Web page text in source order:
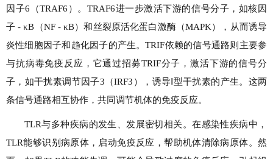
因子6（TRAF6）。TRAF6进一步激活下游的信号分子，如核因
子 - κB（NF - κB）和丝裂原活化蛋白激酶（MAPK），从而诱导
炎性细胞因子和趋化因子的产生。TRIF依赖的信号通路则主要参
与抗病毒免疫反应，它通过招募TRIF分子，激活下游的信号分
子，如干扰素调节因子3（IRF3），诱导Ⅰ型干扰素的产生。这两
条信号通路相互协作，共同调节机体的免疫反应。
TLR与多种疾病的发生、发展密切相关。在感染性疾病中，
TLR能够识别病原体，启动免疫反应，帮助机体清除病原体。然